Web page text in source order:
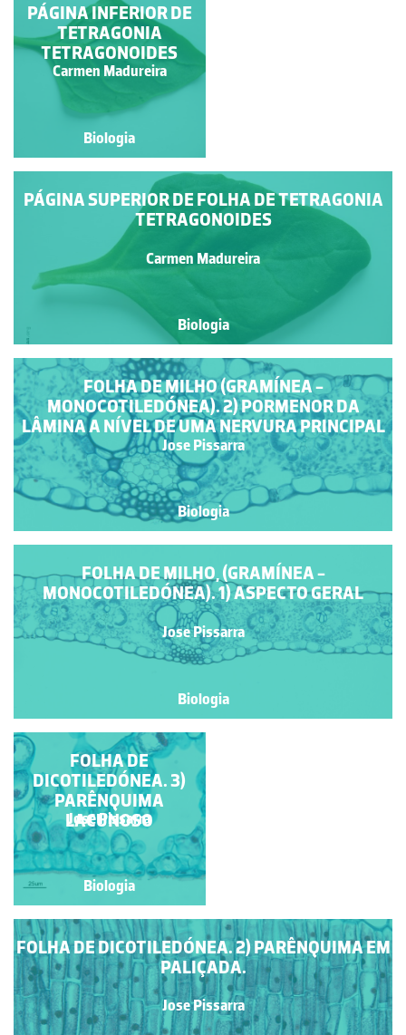
RAIZ DE CONÍFERA
(GIMNOSPÉRMICA),
S.TR.
Jose Pissarra
Biologia
PÁGINA INFERIOR DE
TETRAGONIA
TETRAGONOIDES
Carmen Madureira
Biologia
PÁGINA SUPERIOR DE FOLHA DE TETRAGONIA
TETRAGONOIDES
Carmen Madureira
Biologia
FOLHA DE MILHO (GRAMÍNEA -
MONOCOTILEDÓNEA). 2) PORMENOR DA
LÂMINA A NÍVEL DE UMA NERVURA PRINCIPAL
Jose Pissarra
Biologia
FOLHA DE MILHO, (GRAMÍNEA -
MONOCOTILEDÓNEA). 1) ASPECTO GERAL
Jose Pissarra
Biologia
FOLHA DE
DICOTILEDÓNEA. 1)
ORGANIZAÇÃO
DORSIVENTRAL.
Jose Pissarra
Biologia
FOLHA DE DICOTILEDÓNEA. 2) PARÊNQUIMA EM
PALIÇADA.
Jose Pissarra
FOLHA DE
DICOTILEDÓNEA. 3)
PARÊNQUIMA
LACUNOSO
Jose Pissarra
Biologia